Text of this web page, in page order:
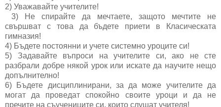
2) Уважавайте учителите!
3) Не спирайте да мечтаете, защото мечтите не
свършват с това да бъдете приети в Класическата
гимназия!
4) Бъдете постоянни и учете системно уроците си!
5) Задавайте въпроси на учителите си, ако не сте
разбрали добре някой урок или искате да научите нещо
допълнително!
6) Бъдете дисциплинирани, за да може учителите да
могат да проведат спокойно своите уроци и да не
пречите на съучениците си, които слушат учителя!